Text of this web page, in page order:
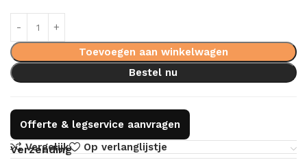
Toevoegen aan winkelwagen
Bestel nu
Offerte & legservice aanvragen
Vergelijk
Op verlanglijstje
Verzending